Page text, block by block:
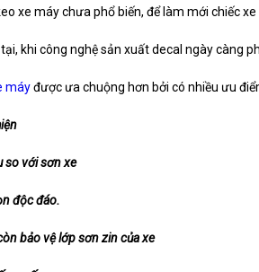
xe máy chưa phổ biến, để làm mới chiếc
khi công nghệ sản xuất decal ngày càng
máyđược ưa chuộng hơn bởi có nhiều ưu
so với sơn xe
độc đáo.
bảo vệ lớp sơn zin của xe